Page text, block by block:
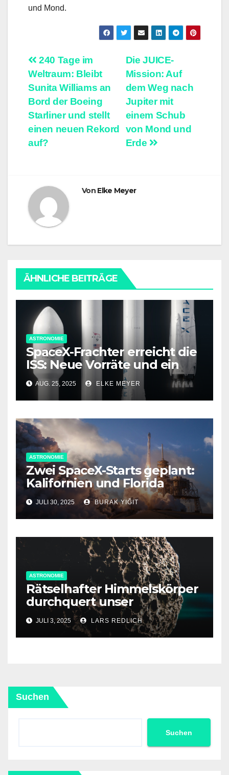
und Mond.
Beitragsnavigation
Die JUICE-
Mission: Auf
dem Weg nach
Jupiter mit
einem Schub
von Mond und
Erde
240 Tage im
Weltraum: Bleibt
Sunita Williams an
Bord der Boeing
Starliner und stellt
einen neuen Rekord
auf?
Von Elke Meyer
ÄHNLICHE BEITRÄGE
ASTRONOMIE
SpaceX-Frachter erreicht die
ISS: Neue Vorräte und ein
spezielles Antriebsmodul an
Bord
AUG. 25, 2025 ELKE MEYER
ASTRONOMIE
Zwei SpaceX-Starts geplant:
Kalifornien und Florida
blicken in den Himmel
JULI 30, 2025 BURAK YIĞIT
ASTRONOMIE
Rätselhafter Himmelskörper
durchquert unser
Sonnensystem –
möglicherweise
interstellarer Besucher
JULI 3, 2025 LARS REDLICH
Suchen
Suchen